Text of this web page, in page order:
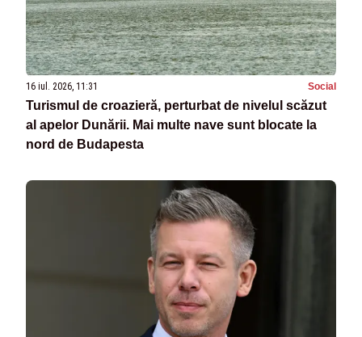
16 iul. 2026, 11:31 Social
Turismul de croazieră, perturbat de nivelul scăzut
al apelor Dunării. Mai multe nave sunt blocate la
nord de Budapesta